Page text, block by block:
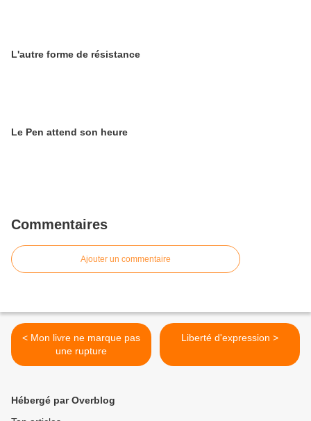
L'autre forme de résistance
Le Pen attend son heure
Commentaires
Ajouter un commentaire
< Mon livre ne marque pas
une rupture
Liberté d'expression >
Hébergé par Overblog